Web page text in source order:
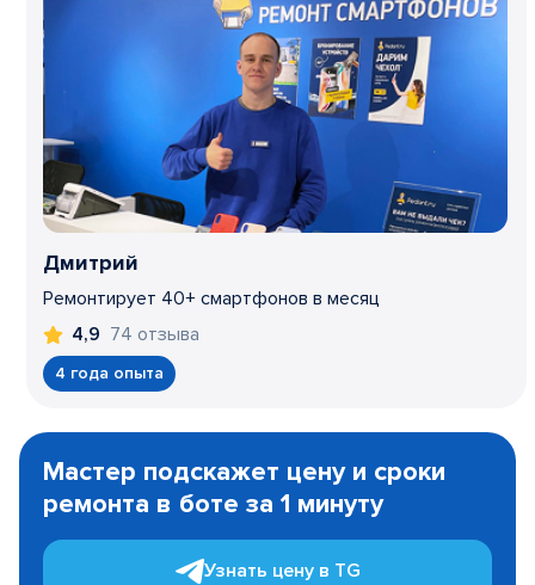
Дмитрий
Ремонтирует 40+ смартфонов в месяц
4,9 74 отзыва
4 года опыта
1
Мастер подскажет цену и сроки
ремонта в боте за 1 минуту
Узнать цену в TG